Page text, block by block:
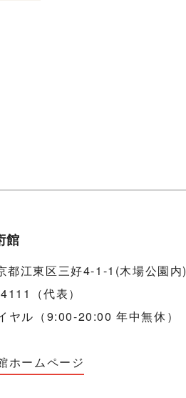
館
都江東区三好4-1-1(木場公園内)
（代表）
ヤル（9:00-20:00 年中無休）
ホームページ